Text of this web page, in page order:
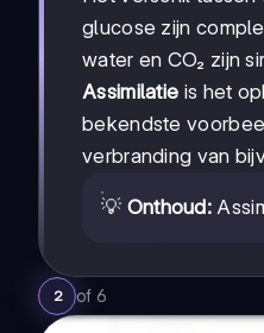
glucose zijn
water en CO₂ zijn
Assimilatie is het
bekendste
verbranding van
💡 Onthoud:
2 of 6